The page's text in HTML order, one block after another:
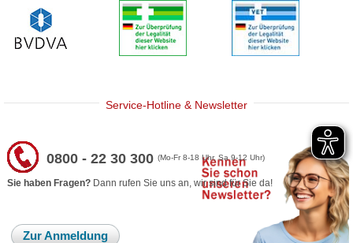
Service-Hotline & Newsletter
0800 - 22 30 300(Mo-Fr 8-18 Uhr, Sa 9-12 Uhr)
Sie haben Fragen? Dann rufen Sie uns an, wir sind für Sie da!
Zur Anmeldung